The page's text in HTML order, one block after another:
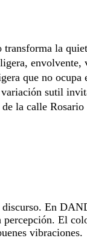
la
que no
variación sutil
la calle
En
El
vibraciones.